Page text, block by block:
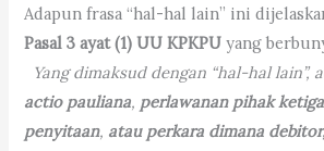
Adapun frasa “hal-hal lain” ini
Pasal 3 ayat (1) UU KPKPU yang
Yang dimaksud dengan “hal-hal lain”,
actio pauliana, perlawanan pihak
penyitaan, atau perkara dimana